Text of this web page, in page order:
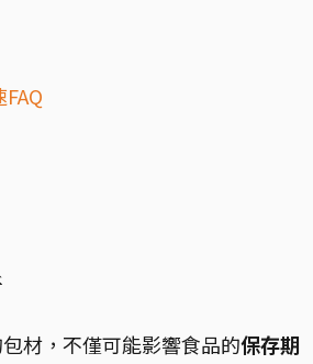
材，不僅可能影響食品的保存期